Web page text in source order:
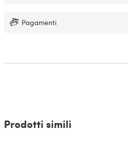
Pagamenti
Prodotti simili